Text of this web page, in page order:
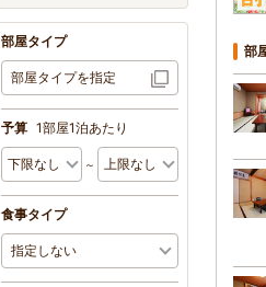
部屋タイプ
部屋タイプを指定
予算 1部屋1泊あたり
～
食事タイプ
部